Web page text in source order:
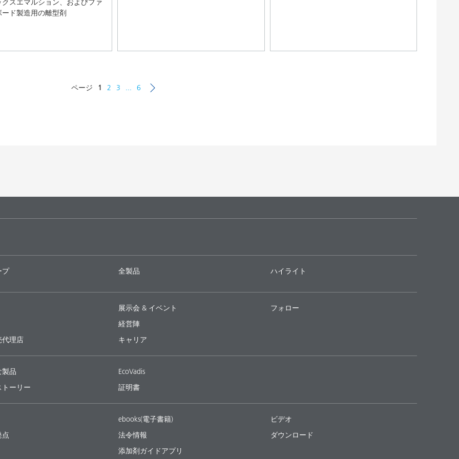
クスエマルション、およびファ
ード製造用の離型剤
ページ 1 2 3 ... 6
プ 全製品 ハイライト
代理店
展示会 & イベント
経営陣
キャリア
フォロー
品
ーリー
EcoVadis
証明書
点
ebooks(電子書籍)
法令情報
添加剤ガイドアプリ
ビデオ
ダウンロード